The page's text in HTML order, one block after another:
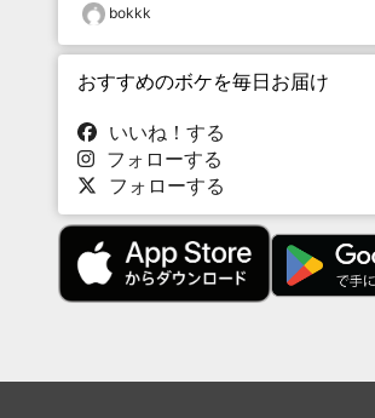
bokkk
おすすめのボケを毎日お届け
いいね！する
フォローする
フォローする